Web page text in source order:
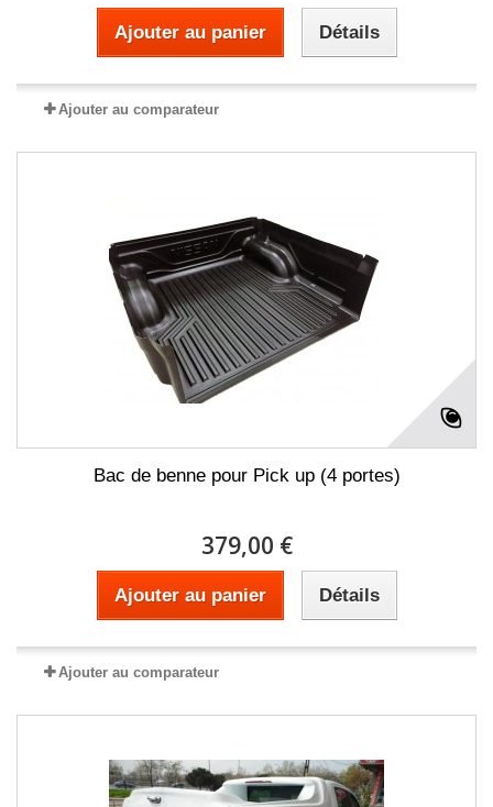
Ajouter au panier Détails
Ajouter au comparateur
Bac de benne pour Pick up (4 portes)
379,00 €
Ajouter au panier Détails
Ajouter au comparateur